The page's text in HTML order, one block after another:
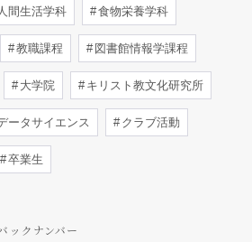
間生活学科 食物栄養学科
教職課程 図書館情報学課程
大学院 キリスト教文化研究所
ータサイエンス クラブ活動
卒業生
ックナンバー